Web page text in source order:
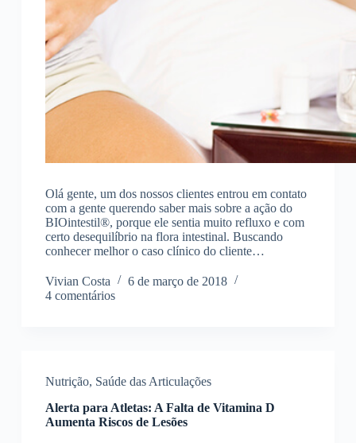
Olá gente, um dos nossos clientes entrou em contato
com a gente querendo saber mais sobre a ação do
BIOintestil®, porque ele sentia muito refluxo e com
certo desequilíbrio na flora intestinal. Buscando
conhecer melhor o caso clínico do cliente…
Vivian Costa
6 de março de 2018
4 comentários
Nutrição, Saúde das Articulações
Alerta para Atletas: A Falta de Vitamina D
Aumenta Riscos de Lesões